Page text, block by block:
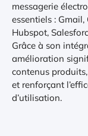
messagerie
essentiels :
Hubspot,
Grâce à son
amélioration
contenus
et renforçant
d’utilisation.